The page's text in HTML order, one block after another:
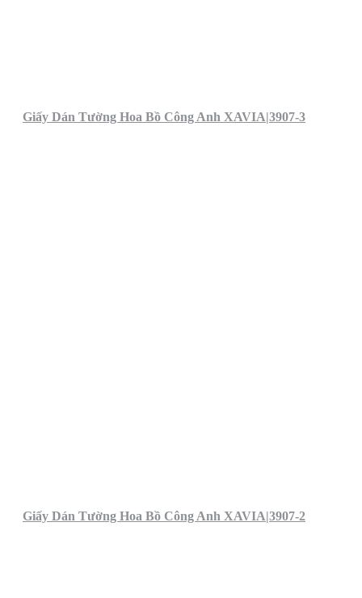
Giấy Dán Tường Hoa Bồ Công Anh XAVIA|3907-3
Giấy Dán Tường Hoa Bồ Công Anh XAVIA|3907-2